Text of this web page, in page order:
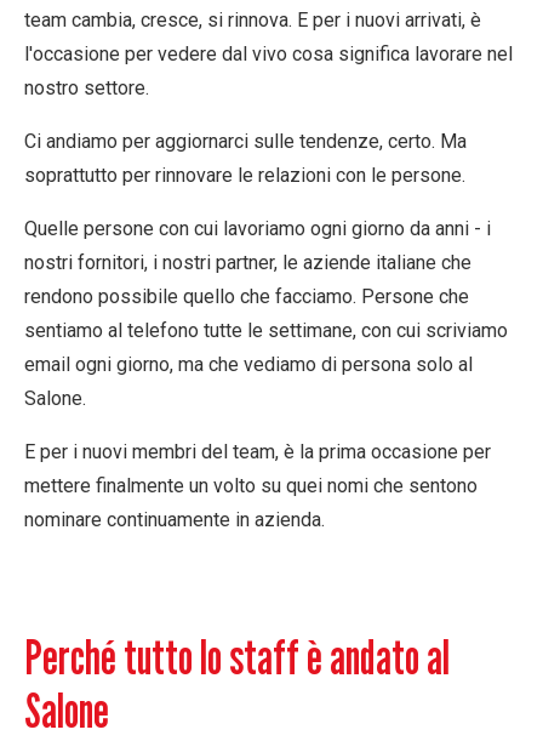
team cambia, cresce, si rinnova. E per i nuovi arrivati, è
l'occasione per vedere dal vivo cosa significa lavorare nel
nostro settore.
Ci andiamo per aggiornarci sulle tendenze, certo. Ma
soprattutto per rinnovare le relazioni con le persone.
Quelle persone con cui lavoriamo ogni giorno da anni - i
nostri fornitori, i nostri partner, le aziende italiane che
rendono possibile quello che facciamo. Persone che
sentiamo al telefono tutte le settimane, con cui scriviamo
email ogni giorno, ma che vediamo di persona solo al
Salone.
E per i nuovi membri del team, è la prima occasione per
mettere finalmente un volto su quei nomi che sentono
nominare continuamente in azienda.
Perché tutto lo staff è andato al
Salone